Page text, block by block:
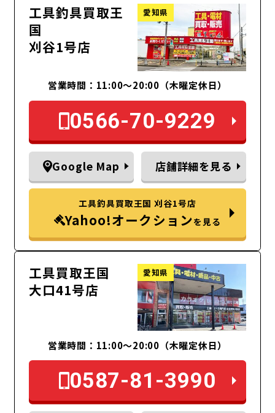
工具釣具買取王
国
刈谷1号店
愛知県
営業時間：11:00～20:00（木曜定休日）
0566-70-9229
Google Map 店舗詳細を見る
工具釣具買取王国 刈谷1号店
Yahoo!オークションを見る
工具買取王国
大口41号店
愛知県
営業時間：11:00～20:00（木曜定休日）
0587-81-3990